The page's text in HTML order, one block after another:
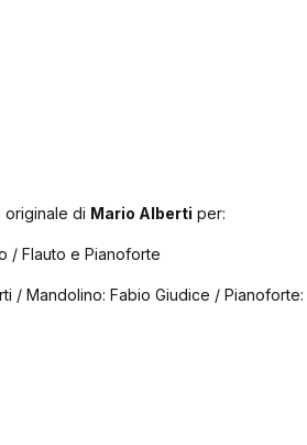
originale di Mario Alberti per:
/ Flauto e Pianoforte
/ Mandolino: Fabio Giudice / Pianoforte: